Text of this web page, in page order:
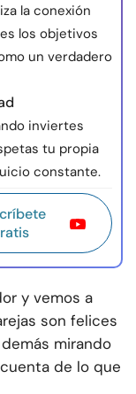
la conexión
los objetivos
un verdadero
inviertes
tu propia
constante.
y vemos a
son felices
mirando
de lo que